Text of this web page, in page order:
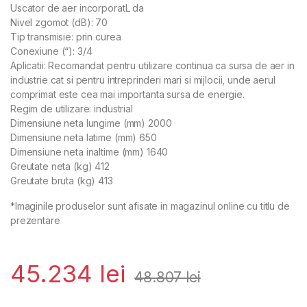
Uscator de aer incorporatL da
Nivel zgomot (dB): 70
Tip transmisie: prin curea
Conexiune (“): 3/4
Aplicatii: Recomandat pentru utilizare continua ca sursa de aer in
industrie cat si pentru intreprinderi mari si mijlocii, unde aerul
comprimat este cea mai importanta sursa de energie.
Regim de utilizare: industrial
Dimensiune neta lungime (mm) 2000
Dimensiune neta latime (mm) 650
Dimensiune neta inaltime (mm) 1640
Greutate neta (kg) 412
Greutate bruta (kg) 413
*Imaginile produselor sunt afisate in magazinul online cu titlu de
prezentare
45.234 lei 48.807lei